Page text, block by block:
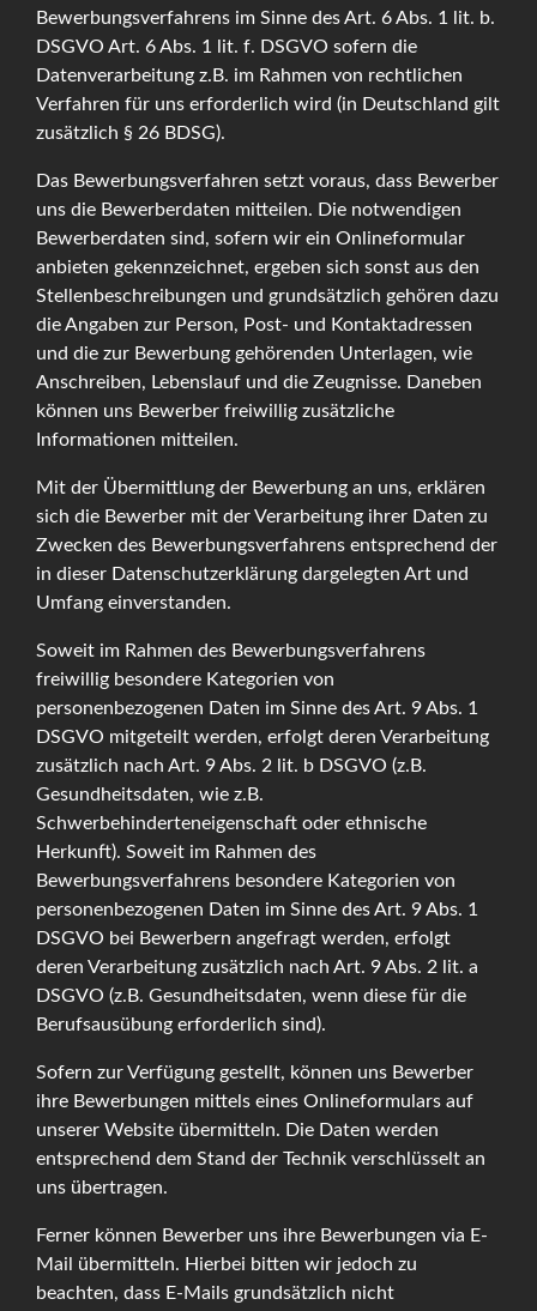
Bewerbungsverfahrens im Sinne des Art. 6 Abs. 1 lit. b.
DSGVO Art. 6 Abs. 1 lit. f. DSGVO sofern die
Datenverarbeitung z.B. im Rahmen von rechtlichen
Verfahren für uns erforderlich wird (in Deutschland gilt
zusätzlich § 26 BDSG).
Das Bewerbungsverfahren setzt voraus, dass Bewerber
uns die Bewerberdaten mitteilen. Die notwendigen
Bewerberdaten sind, sofern wir ein Onlineformular
anbieten gekennzeichnet, ergeben sich sonst aus den
Stellenbeschreibungen und grundsätzlich gehören dazu
die Angaben zur Person, Post- und Kontaktadressen
und die zur Bewerbung gehörenden Unterlagen, wie
Anschreiben, Lebenslauf und die Zeugnisse. Daneben
können uns Bewerber freiwillig zusätzliche
Informationen mitteilen.
Mit der Übermittlung der Bewerbung an uns, erklären
sich die Bewerber mit der Verarbeitung ihrer Daten zu
Zwecken des Bewerbungsverfahrens entsprechend der
in dieser Datenschutzerklärung dargelegten Art und
Umfang einverstanden.
Soweit im Rahmen des Bewerbungsverfahrens
freiwillig besondere Kategorien von
personenbezogenen Daten im Sinne des Art. 9 Abs. 1
DSGVO mitgeteilt werden, erfolgt deren Verarbeitung
zusätzlich nach Art. 9 Abs. 2 lit. b DSGVO (z.B.
Gesundheitsdaten, wie z.B.
Schwerbehinderteneigenschaft oder ethnische
Herkunft). Soweit im Rahmen des
Bewerbungsverfahrens besondere Kategorien von
personenbezogenen Daten im Sinne des Art. 9 Abs. 1
DSGVO bei Bewerbern angefragt werden, erfolgt
deren Verarbeitung zusätzlich nach Art. 9 Abs. 2 lit. a
DSGVO (z.B. Gesundheitsdaten, wenn diese für die
Berufsausübung erforderlich sind).
Sofern zur Verfügung gestellt, können uns Bewerber
ihre Bewerbungen mittels eines Onlineformulars auf
unserer Website übermitteln. Die Daten werden
entsprechend dem Stand der Technik verschlüsselt an
uns übertragen.
Ferner können Bewerber uns ihre Bewerbungen via E-
Mail übermitteln. Hierbei bitten wir jedoch zu
beachten, dass E-Mails grundsätzlich nicht